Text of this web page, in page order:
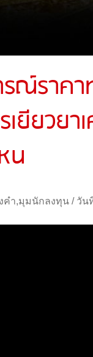
ณ์ราค
เยียวย
น
คำ,มุมนักลงทุน / วัน